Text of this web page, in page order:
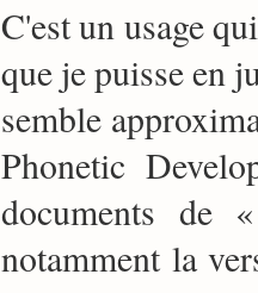
C'est un usage
que je puisse en
semble
Phonetic
documents de
notamment la